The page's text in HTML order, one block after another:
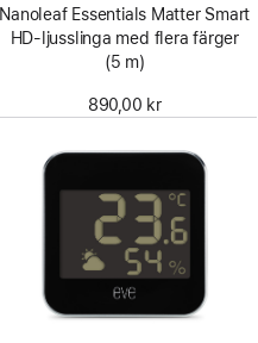
Nanoleaf Essentials Matter Smart
HD-ljusslinga med flera färger
(5 m)
890,00 kr